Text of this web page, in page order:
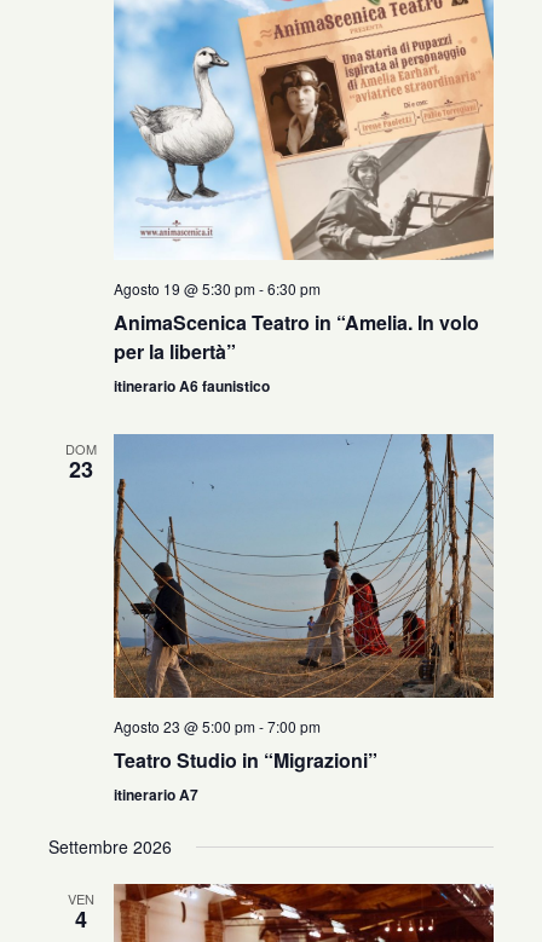
Agosto 19 @ 5:30 pm-6:30 pm
AnimaScenica Teatro in “Amelia. In volo
per la libertà”
itinerario A6 faunistico
DOM
23
Agosto 23 @ 5:00 pm-7:00 pm
Teatro Studio in “Migrazioni”
itinerario A7
Settembre 2026
VEN
4